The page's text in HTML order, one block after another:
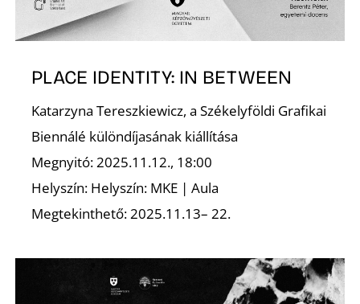
PLACE IDENTITY: IN BETWEEN
Katarzyna Tereszkiewicz, a Székelyföldi Grafikai
Biennálé különdíjasának kiállítása
Megnyitó: 2025.11.12., 18:00
Helyszín: Helyszín: MKE | Aula
Megtekinthető: 2025.11.13– 22.